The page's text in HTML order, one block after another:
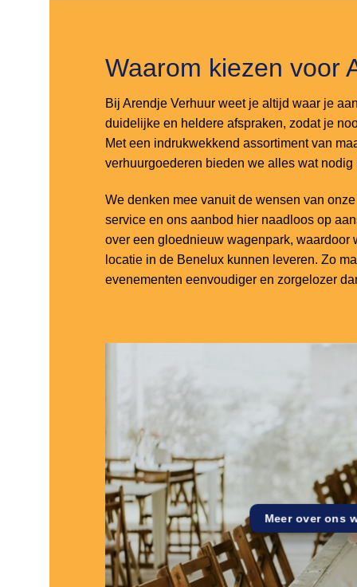
Waarom kiezen voor
Bij Arendje Verhuur weet je altijd waar je
duidelijke en heldere afspraken, zodat je
Met een indrukwekkend assortiment van
verhuurgoederen bieden we alles wat
We denken mee vanuit de wensen van
service en ons aanbod hier naadloos op
over een gloednieuw wagenpark, waardoor
locatie in de Benelux kunnen leveren. Zo
evenementen eenvoudiger en zorgelozer
Meer over ons